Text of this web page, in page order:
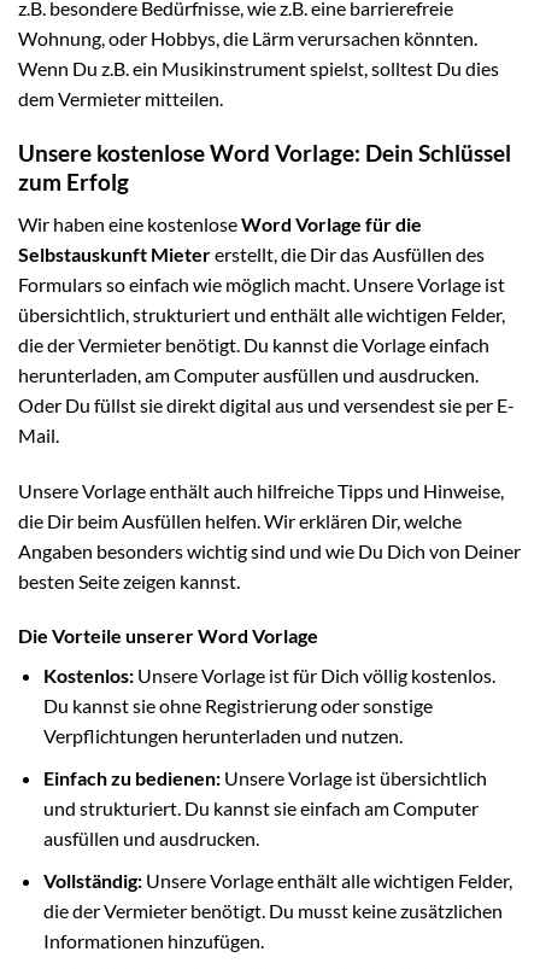
z.B. besondere Bedürfnisse, wie z.B. eine barrierefreie
Wohnung, oder Hobbys, die Lärm verursachen könnten.
Wenn Du z.B. ein Musikinstrument spielst, solltest Du dies
dem Vermieter mitteilen.
Unsere kostenlose Word Vorlage: Dein Schlüssel
zum Erfolg
Wir haben eine kostenloseWord Vorlage für die
Selbstauskunft Mietererstellt, die Dir das Ausfüllen des
Formulars so einfach wie möglich macht. Unsere Vorlage ist
übersichtlich, strukturiert und enthält alle wichtigen Felder,
die der Vermieter benötigt. Du kannst die Vorlage einfach
herunterladen, am Computer ausfüllen und ausdrucken.
Oder Du füllst sie direkt digital aus und versendest sie per E-
Mail.
Unsere Vorlage enthält auch hilfreiche Tipps und Hinweise,
die Dir beim Ausfüllen helfen. Wir erklären Dir, welche
Angaben besonders wichtig sind und wie Du Dich von Deiner
besten Seite zeigen kannst.
Die Vorteile unserer Word Vorlage
Kostenlos:Unsere Vorlage ist für Dich völlig kostenlos.
Du kannst sie ohne Registrierung oder sonstige
Verpflichtungen herunterladen und nutzen.
Einfach zu bedienen:Unsere Vorlage ist übersichtlich
und strukturiert. Du kannst sie einfach am Computer
ausfüllen und ausdrucken.
Vollständig:Unsere Vorlage enthält alle wichtigen Felder,
die der Vermieter benötigt. Du musst keine zusätzlichen
Informationen hinzufügen.